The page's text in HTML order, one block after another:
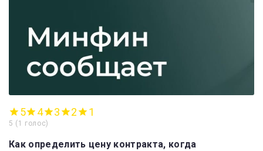
5 4 3 2 1
5 ( 1 голос)
Как определить цену контракта, когда